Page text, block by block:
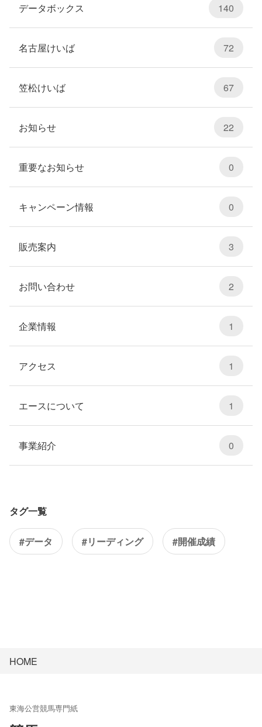
データボックス 140
名古屋けいば 72
笠松けいば 67
お知らせ 22
重要なお知らせ 0
キャンペーン情報 0
販売案内 3
お問い合わせ 2
企業情報 1
アクセス 1
エースについて 1
事業紹介 0
タグ一覧
#データ #リーディング #開催成績
HOME
東海公営競馬専門紙